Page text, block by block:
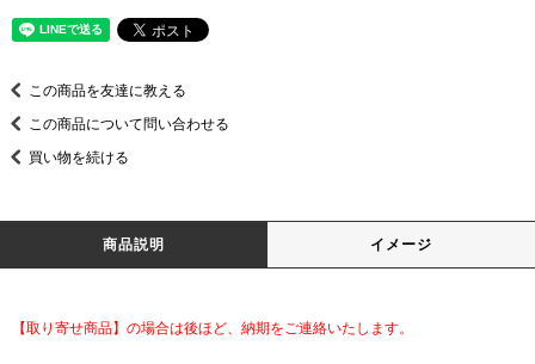
この商品を友達に教える
この商品について問い合わせる
買い物を続ける
商品説明 イメージ
【取り寄せ商品】の場合は後ほど、納期をご連絡いたします。